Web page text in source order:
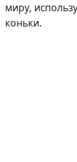
миру,
коньки.